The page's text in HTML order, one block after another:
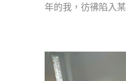
年的我，彷彿陷入